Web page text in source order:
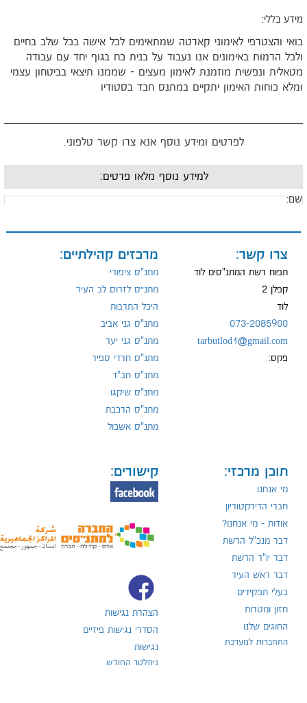
כללי:
והצטרפי לאימוני קארטה שמתאימים לכל אישה בכל שלב בחיים
הרמות באימונים אנו נעבוד על בנית כח בגוף יחד עם עבודה
ונפשית מוזמנת לאימון מעצים - שממנו תיצאי בביטחון עצמי
כוחות האימון יתקיים במתנס חבד בסטודיו
לפרטים ומידע נוסף אנא צרו קשר טלפוני.
למידע נוסף מלאו פרטים:
צרו קשר:
תפוח רשת המתנ"סים לוד
קפלן 2
לוד
073-2085900
tarbutlod1@gmail.com
פקס:
מרכזים קהילתיים:
מתנ"ס ציפורי
מתנ״ס לזרוס לב העיר
היכל התרבות
מתנ"ס גני אביב
מתנ"ס גני יער
מתנ"ס חרדי ספיר
מתנ"ס חב"ד
מתנ"ס שיקגו
מתנ"ס הרכבת
מתנ"ס אשכול
תוכן מרכזי:
מי אנחנו
חברי הדירקטוריון
אודות - מי אנחנו?
דבר מנכ"ל הרשת
דבר יו"ר הרשת
דבר ראש העיר
בעלי תפקידים
חזון ומטרות
החוגים שלנו
התחברות למערכת
קישורים:
הצהרת נגישות
הסדרי נגישות פיזיים
נגישות
ניוזלטר החודש